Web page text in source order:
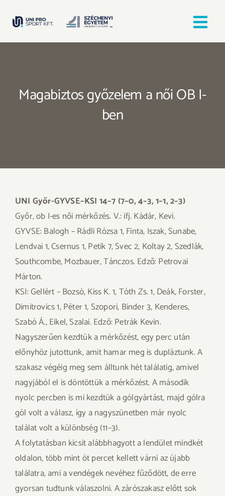
Egyesületek
Hírek, bejegyzések
Magabiztos győzelem a női OB I-
ben
UNI Győr-GYVSE–KSI 14–7 (7–0, 4–3, 1–1, 2–3)
Győr, ob I-es női mérkőzés. V.: ifj. Kádár, Kevi.
GYVSE: Balogh – Rádli Rózsa 1, Finta, Iszak, Sunabe,
Lendvai 1, Csernus 1, Petik 7, Svec 2, Koltay 2, Szedlák,
Southcombe, Mozbauer, Tánczos. Edző: Petrovai
Márton.
KSI: Gellért – Bozsó, Kiss K. 1, Tóth Zs. 1, Deák, Forster,
Dimitrovics 1, Péter 1, Szopori, Binder 3, Kenderes,
Szabó Á., Eikel, Szalai. Edző: Petrák Kevin.
Nagyszerűen kezdtük a mérkőzést, egy perc után
előnyhöz jutottunk, amit hamar meg is dupláztunk. A
szakasz végéig meg sem álltunk hét találatig, amivel
nagyjából el is döntöttük a mérkőzést. A második
nyolc percben is mi kezdtük a gólgyártást, majd gólra
gól volt a válasz, így a nagyszünetben már nyolc
találat volt a különbség (11–3).
A folytatásban kicsit alábbhagyott a lendület mindkét
oldalon, több mint öt percet kellett várni az újabb
találatra, ami a vendégek nevéhez fűződött, de erre
gyorsan tudtunk válaszolni. A zárószakasz előtt sok